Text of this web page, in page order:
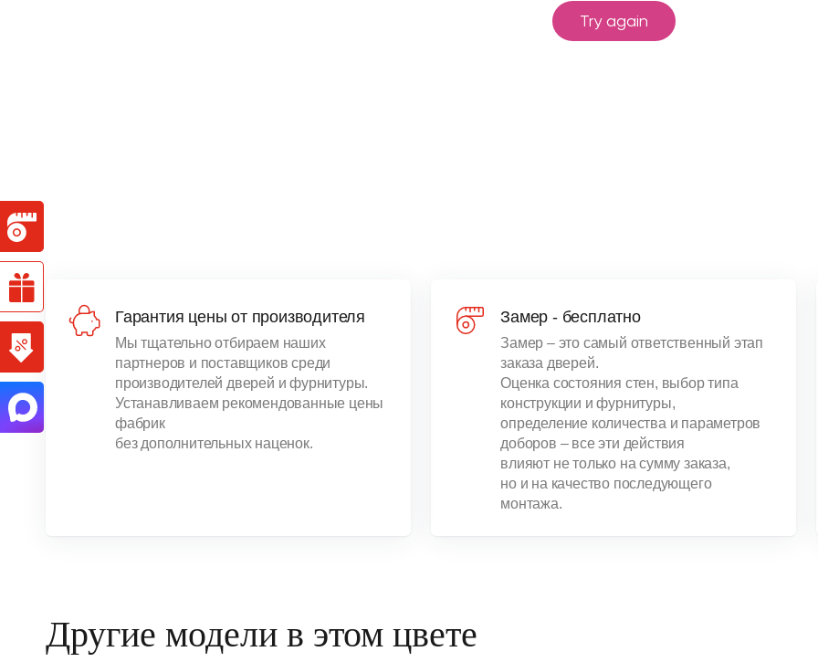
Гарантия цены от производителя
Мы тщательно отбираем наших
партнеров и поставщиков среди
производителей дверей и фурнитуры.
Устанавливаем рекомендованные цены
фабрик
без дополнительных наценок.
Замер - бесплатно
Замер – это самый ответственный этап
заказа дверей.
Оценка состояния стен, выбор типа
конструкции и фурнитуры,
определение количества и параметров
доборов – все эти действия
влияют не только на сумму заказа,
но и на качество последующего
монтажа.
Другие модели в этом цвете